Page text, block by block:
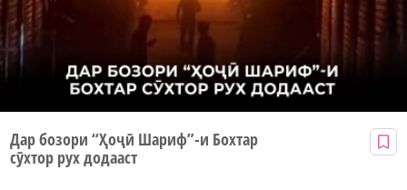
Дар бозори “Ҳоҷӣ Шариф”-и Бохтар
сӯхтор рух додааст